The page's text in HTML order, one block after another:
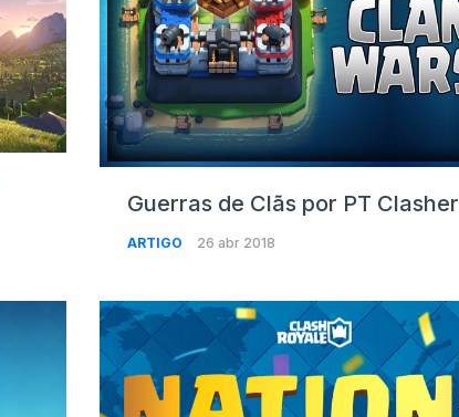
Guerras de Clãs por PT Clasher
ARTIGO 26 abr 2018